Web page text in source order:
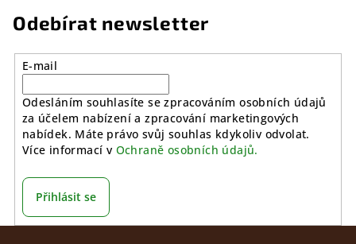
Odebírat newsletter
E-mail
Odesláním souhlasíte se zpracováním osobních údajů
za účelem nabízení a zpracování marketingových
nabídek. Máte právo svůj souhlas kdykoliv odvolat.
Více informací v Ochraně osobních údajů.
Přihlásit se